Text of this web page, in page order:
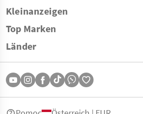
Kleinanzeigen
Top Marken
Länder